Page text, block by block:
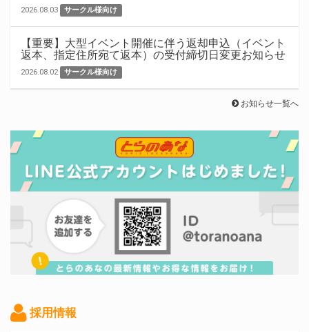
2026.08.03 サークル様向け
【重要】大型イベント開催に伴う返却申込（イベント
返本、指定住所宛て返本）の受付締切日変更お知らせ
2026.08.02 サークル様向け
お知らせ一覧へ
採用情報